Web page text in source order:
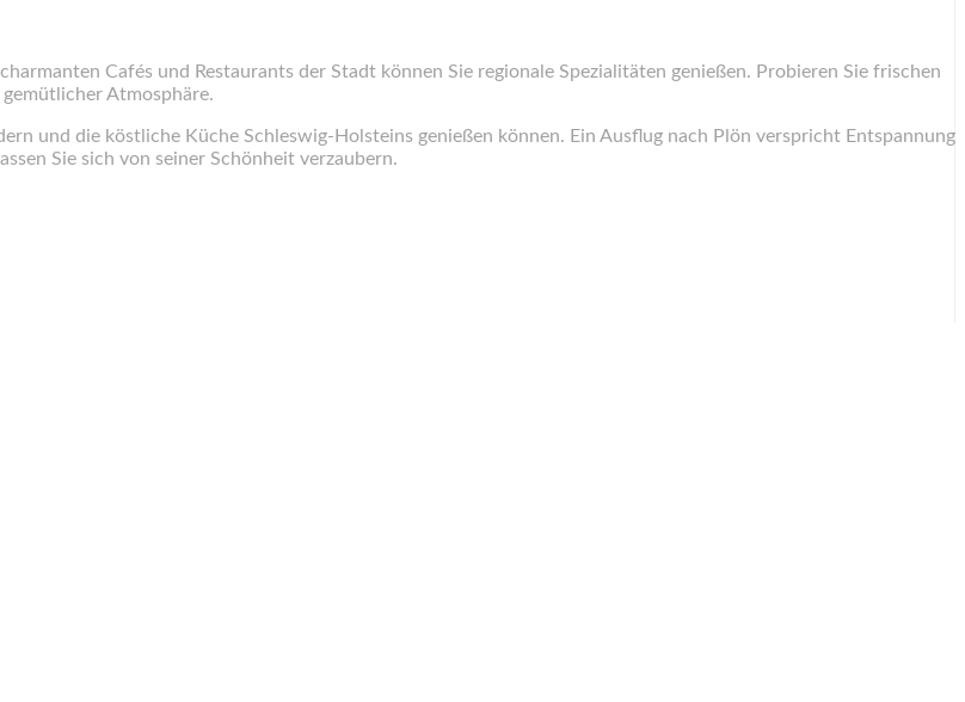
Cafés und Restaurants der Stadt können Sie regionale Spezialitäten genießen. Probieren Sie frischen
Atmosphäre.
und die köstliche Küche Schleswig-Holsteins genießen können. Ein Ausflug nach Plön verspricht Entspannung
Sie sich von seiner Schönheit verzaubern.